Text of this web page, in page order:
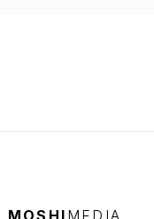
MOSHI MEDIA